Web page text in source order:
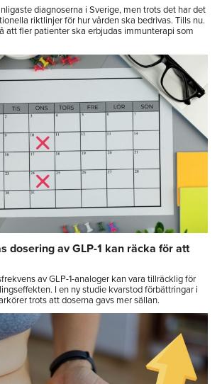
diagnoserna i Sverige, men trots det har det
riktlinjer för hur vården ska bedrivas. Tills nu.
att fler patienter ska erbjudas immunterapi som
dosering av GLP-1 kan räcka för att
av GLP-1-analoger kan vara tillräcklig för
I en ny studie kvarstod förbättringar i
trots att doserna gavs mer sällan.